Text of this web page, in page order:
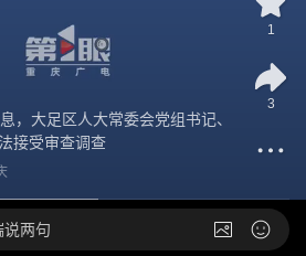
，大足区人大常委会党组书记、
接受审查调查
1
3
说两句